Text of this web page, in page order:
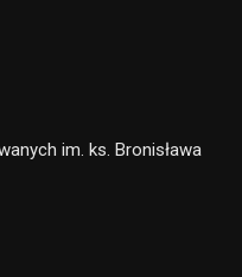
im. ks. Bronisława